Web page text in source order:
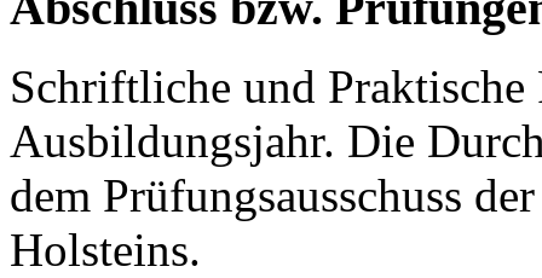
Schriftliche und
Ausbildungsjahr. Die
dem Prüfungsausschuss
Holsteins.